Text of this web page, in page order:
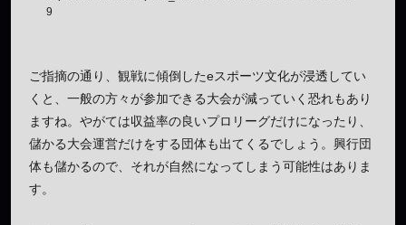
9
ご指摘の通り、観戦に傾倒したeスポーツ文化が浸透してい
くと、一般の方々が参加できる大会が減っていく恐れもあり
ますね。やがては収益率の良いプロリーグだけになったり、
儲かる大会運営だけをする団体も出てくるでしょう。興行団
体も儲かるので、それが自然になってしまう可能性はありま
す。